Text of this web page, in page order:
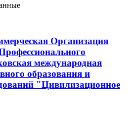
Организация
международная
образования и
"Цивилизационное